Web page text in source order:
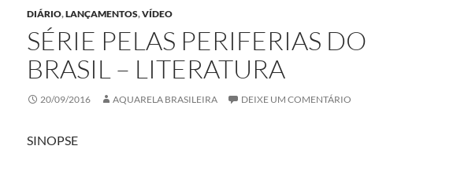
DIÁRIO,LANÇAMENTOS,VÍDEO
SÉRIE PELAS PERIFERIAS DO
BRASIL – LITERATURA
20/09/2016 AQUARELA BRASILEIRA DEIXE UM COMENTÁRIO
SINOPSE